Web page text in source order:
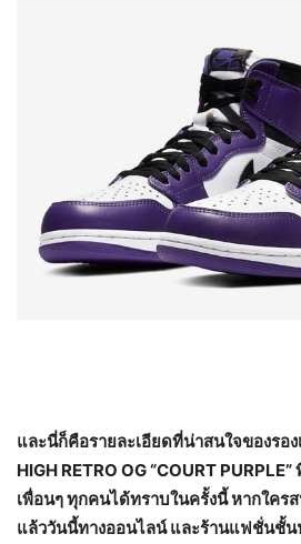
และนี่ก็คือรายละเอียดที่น่าสนใจของรอ
HIGH RETRO OG “COURT
เพื่อนๆ ทุกคนได้ทราบในครั้งนี้ หากใคร
แล้ววันนี้ทางออนไลน์ และร้านแฟชั่นชั้น